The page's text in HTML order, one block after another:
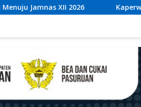
Kaperwil Sumsel Media Rajawalinews